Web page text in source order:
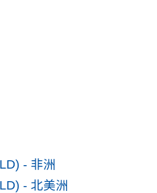
- 非洲
- 北美洲